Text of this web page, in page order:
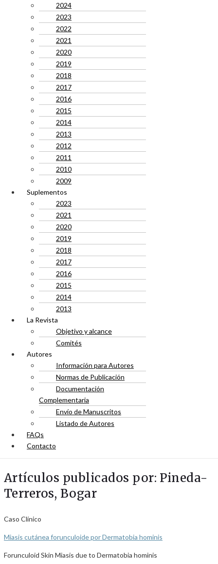
2024
2023
2022
2021
2020
2019
2018
2017
2016
2015
2014
2013
2012
2011
2010
2009
Suplementos
2023
2021
2020
2019
2018
2017
2016
2015
2014
2013
La Revista
Objetivo y alcance
Comités
Autores
Información para Autores
Normas de Publicación
Documentación
Complementaria
Envío de Manuscritos
Listado de Autores
FAQs
Contacto
Artículos publicados por: Pineda-
Terreros, Bogar
Caso Clínico
Miasis cutánea forunculoide por Dermatobia hominis
Forunculoid Skin Miasis due to Dermatobia hominis